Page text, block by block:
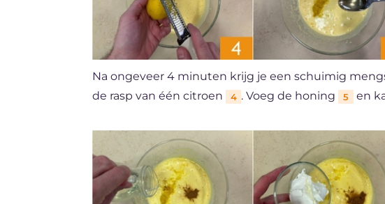
Na ongeveer 4 minuten krijg je een schuimig
de rasp van één citroen
4 . Voeg de honing 5 en